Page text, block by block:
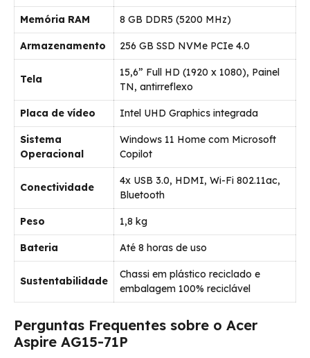
Memória RAM 8 GB DDR5 (5200 MHz)
Armazenamento 256 GB SSD NVMe PCIe 4.0
Tela
15,6” Full HD (1920 x 1080), Painel
TN, antirreflexo
Placa de vídeo Intel UHD Graphics integrada
Sistema
Operacional
Windows 11 Home com Microsoft
Copilot
Conectividade
4x USB 3.0, HDMI, Wi-Fi 802.11ac,
Bluetooth
Peso 1,8 kg
Bateria Até 8 horas de uso
Sustentabilidade
Chassi em plástico reciclado e
embalagem 100% reciclável
Perguntas Frequentes sobre o Acer
Aspire AG15-71P